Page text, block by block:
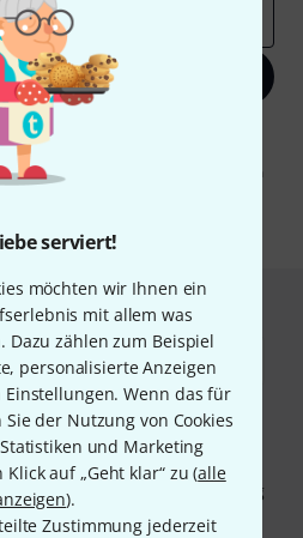
serviert!
möchten wir Ihnen ein
mit allem was
Dazu zählen zum Beispiel
personalisierte Anzeigen
Wenn das für
der Nutzung von Cookies
und Marketing
auf „Geht klar“ zu (alle
).
Zustimmung jederzeit
anmelden
stimmen Sie dem Erhalt von E-Mail-
E-Mail-Nutzungsverhaltens zu. Die
Weitere Informationen finden Sie in
* Pflichtfeld
sicher per Vorkasse, PayPal,
bezahlen
Klarna Ratenzahlung